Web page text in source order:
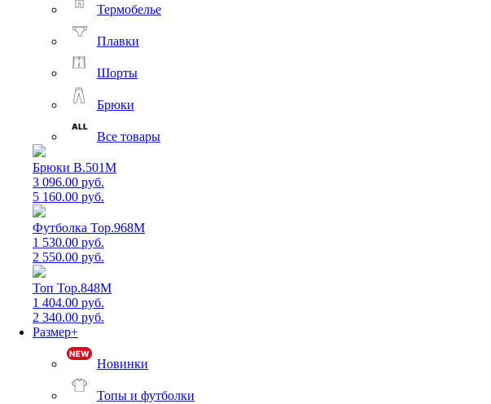
Термобелье
Плавки
Шорты
Брюки
Все товары
Брюки B.501M
3 096.00 руб.
5 160.00 руб.
Футболка Top.968M
1 530.00 руб.
2 550.00 руб.
Топ Top.848M
1 404.00 руб.
2 340.00 руб.
Размер+
Новинки
Топы и футболки